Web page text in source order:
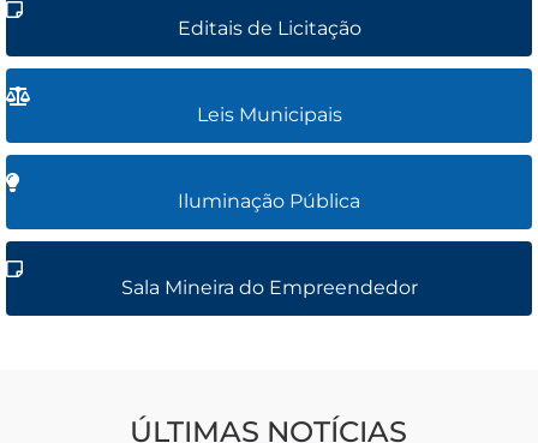
Editais de Licitação
Leis Municipais
Iluminação Pública
Sala Mineira do Empreendedor
ÚLTIMAS NOTÍCIAS